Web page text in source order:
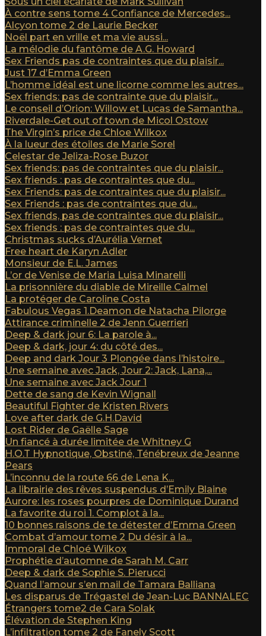
À contre sens tome 4 Confiance de Mercedes...
Alcyon tome 2 de Laurie Becker
Noël part en vrille et ma vie aussi...
La mélodie du fantôme de A.G. Howard
Sex Friends pas de contraintes que du plaisir...
Just 17 d’Emma Green
L’homme idéal est une licorne comme les autres...
Sex friends: pas de contrainte que du plaisir...
Le conseil d’Orion: Willow et Lucas de Samantha...
Riverdale-Get out of town de Micol Ostow
The Virgin’s price de Chloe Wilkox
À la lueur des étoiles de Marie Sorel
Celestar de Jeliza-Rose Buzor
Sex friends: pas de contraintes que du plaisir...
Sex friends : pas de contraintes que du...
Sex Friends: pas de contraintes que du plaisir...
Sex Friends : pas de contraintes que du...
Sex friends, pas de contraintes que du plaisir...
Sex friends : pas de contraintes que du...
Christmas sucks d’Aurélia Vernet
Free heart de Karyn Adler
Monsieur de E.L. James
L’or de Venise de Maria Luisa Minarelli
La prisonnière du diable de Mireille Calmel
La protéger de Caroline Costa
Fabulous Vegas 1.Deamon de Natacha Pilorge
Attirance criminelle 2 de Jenn Guerrieri
Deep & dark jour 6: La parole à...
Deep & dark, jour 4: du côté des...
Deep and dark Jour 3 Plongée dans l’histoire...
Une semaine avec Jack, Jour 2: Jack, Lana,...
Une semaine avec Jack Jour 1
Dette de sang de Kevin Wignall
Beautiful Fighter de Kristen Rivers
Love after dark de G.H.David
Lost Rider de Gaëlle Sage
Un fiancé à durée limitée de Whitney G
H.O.T Hypnotique, Obstiné, Ténébreux de Jeanne
Pears
L’inconnu de la route 66 de Lena K...
La librairie des rêves suspendus d’Emily Blaine
Aurore: les roses pourpres de Dominique Durand
La favorite du roi 1. Complot à la...
10 bonnes raisons de te détester d’Emma Green
Combat d’amour tome 2 Du désir à la...
Immoral de Chloé Wilkox
Prophétie d’automne de Sarah M. Carr
Deep & dark de Sophie S. Pierucci
Quand l’amour s’en mail de Tamara Balliana
Les disparus de Trégastel de Jean-Luc BANNALEC
Étrangers tome2 de Cara Solak
Élévation de Stephen King
L’infiltration tome 2 de Fanely Scott